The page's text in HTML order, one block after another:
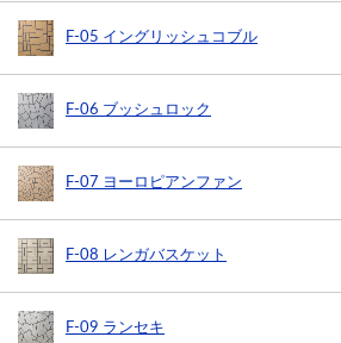
F-05 イングリッシュコブル
F-06 ブッシュロック
F-07 ヨーロピアンファン
F-08 レンガバスケット
F-09 ランセキ